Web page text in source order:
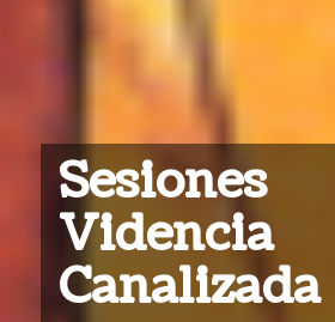
Sesiones
Videncia
Canalizada